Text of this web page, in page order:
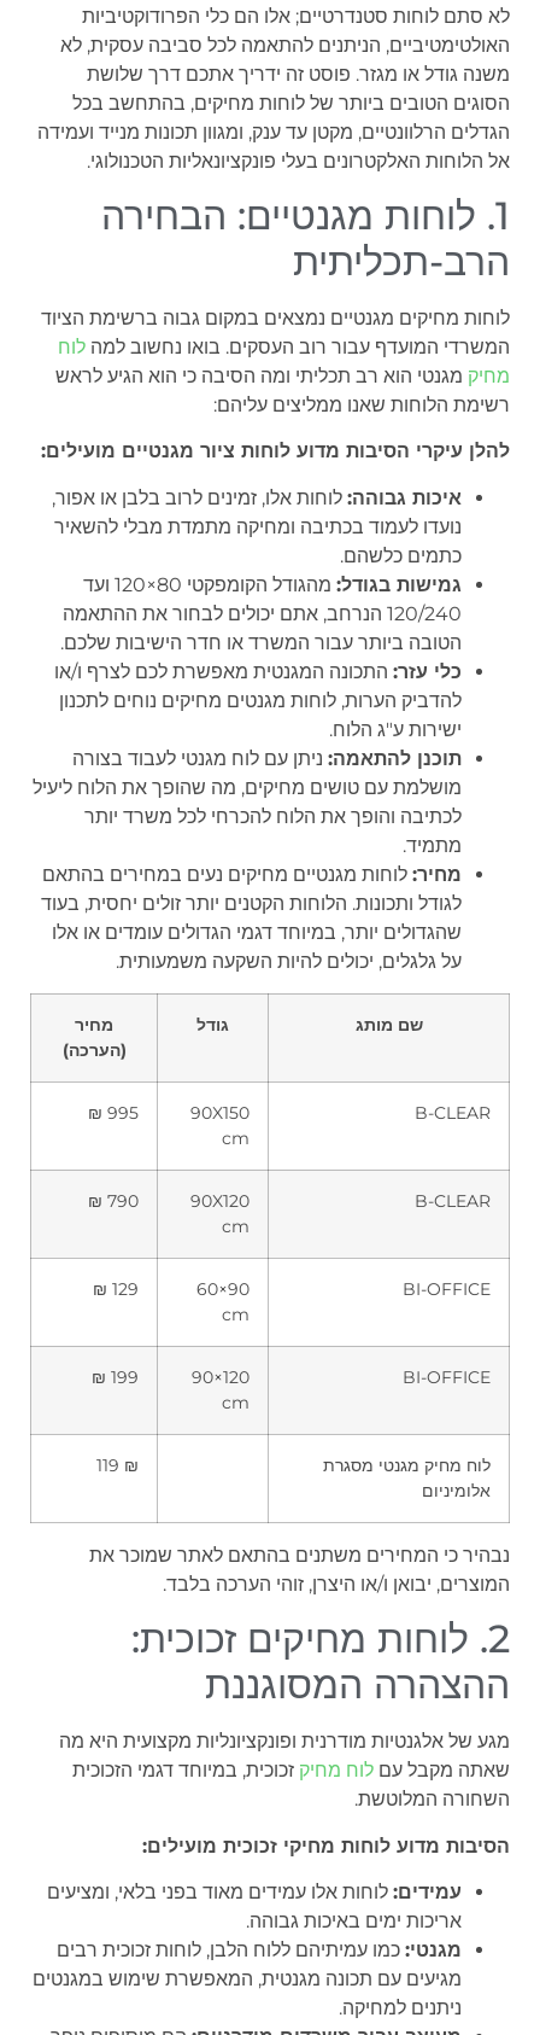
לא סתם לוחות סטנדרטיים; אלו הם כלי הפרודוקטיביות
האולטימטיביים, הניתנים להתאמה לכל סביבה עסקית, לא
משנה גודל או מגזר. פוסט זה ידריך אתכם דרך שלושת
הסוגים הטובים ביותר של לוחות מחיקים, בהתחשב בכל
הגדלים הרלוונטיים, מקטן עד ענק, ומגוון תכונות מנייד ועמידה
אל הלוחות האלקטרונים בעלי פונקציונאליות הטכנולוגי.
1. לוחות מגנטיים: הבחירה
הרב-תכליתית
לוחות מחיקים מגנטיים נמצאים במקום גבוה ברשימת הציוד
המשרדי המועדף עבור רוב העסקים. בואו נחשוב למה לוח
מחיק מגנטי הוא רב תכליתי ומה הסיבה כי הוא הגיע לראש
רשימת הלוחות שאנו ממליצים עליהם:
להלן עיקרי הסיבות מדוע לוחות ציור מגנטיים מועילים:
איכות גבוהה: לוחות אלו, זמינים לרוב בלבן או אפור,
נועדו לעמוד בכתיבה ומחיקה מתמדת מבלי להשאיר
כתמים כלשהם.
גמישות בגודל:
מהגודל הקומפקטי 80×120 ועד
120/240 הנרחב, אתם יכולים לבחור את ההתאמה
הטובה ביותר עבור המשרד או חדר הישיבות שלכם.
כלי עזר: התכונה המגנטית מאפשרת לכם לצרף ו/או
להדביק הערות, לוחות מגנטים מחיקים נוחים לתכנון
ישירות ע"ג הלוח.
תוכנן להתאמה: ניתן עם לוח מגנטי לעבוד בצורה
מושלמת עם טושים מחיקים, מה שהופך את הלוח ליעיל
לכתיבה והופך את הלוח להכרחי לכל משרד יותר
מתמיד.
מחיר: לוחות מגנטיים מחיקים נעים במחירים בהתאם
לגודל ותכונות. הלוחות הקטנים יותר זולים יחסית, בעוד
שהגדולים יותר, במיוחד דגמי הגדולים עומדים או אלו
על גלגלים, יכולים להיות השקעה משמעותית.
שם מותג גודל
מחיר
(הערכה)
B-CLEAR
90X150
cm
995 ₪
B-CLEAR
90X120
cm
790 ₪
BI-OFFICE
90×60
cm
129 ₪
BI-OFFICE
120×90
cm
199 ₪
לוח מחיק מגנטי מסגרת
אלומיניום
₪ 119
נבהיר כי המחירים משתנים בהתאם לאתר שמוכר את
המוצרים, יבואן ו/או היצרן, זוהי הערכה בלבד.
2. לוחות מחיקים זכוכית:
ההצהרה המסוגננת
מגע של אלגנטיות מודרנית ופונקציונליות מקצועית היא מה
שאתה מקבל עם לוח מחיק זכוכית, במיוחד דגמי הזכוכית
השחורה המלוטשת.
הסיבות מדוע לוחות מחיקי זכוכית מועילים:
עמידים: לוחות אלו עמידים מאוד בפני בלאי, ומציעים
אריכות ימים באיכות גבוהה.
מגנטי: כמו עמיתיהם ללוח הלבן, לוחות זכוכית רבים
מגיעים עם תכונה מגנטית, המאפשרת שימוש במגנטים
ניתנים למחיקה.